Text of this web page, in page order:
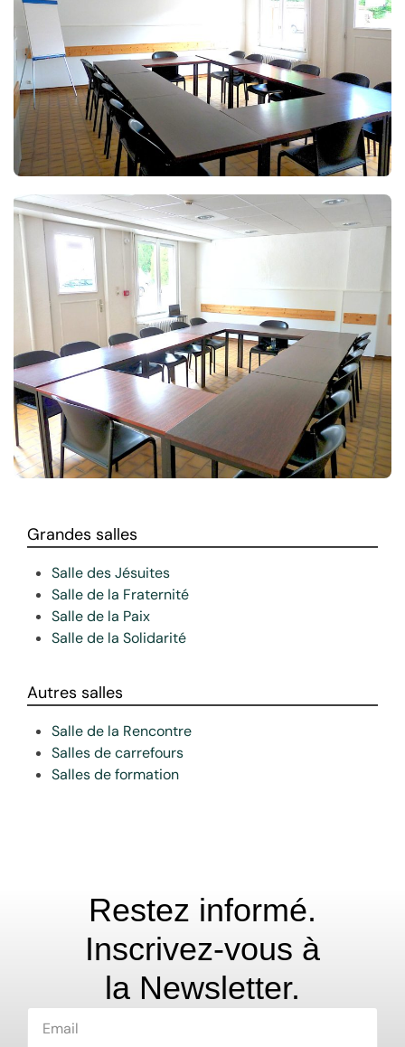
Grandes salles
Salle des Jésuites
Salle de la Fraternité
Salle de la Paix
Salle de la Solidarité
Autres salles
Salle de la Rencontre
Salles de carrefours
Salles de formation
Restez informé.
Inscrivez-vous à
la Newsletter.